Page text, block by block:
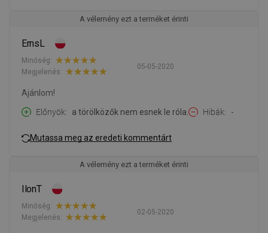
A vélemény ezt a terméket érinti
ErnsL
05-05-2020
Minőség:
Megjelenés:
Ajánlom!
Előnyök
a törölközők nem esnek le róla. Hibák -
Mutassa meg az eredeti kommentárt
A vélemény ezt a terméket érinti
IlonT
02-05-2020
Minőség:
Megjelenés: